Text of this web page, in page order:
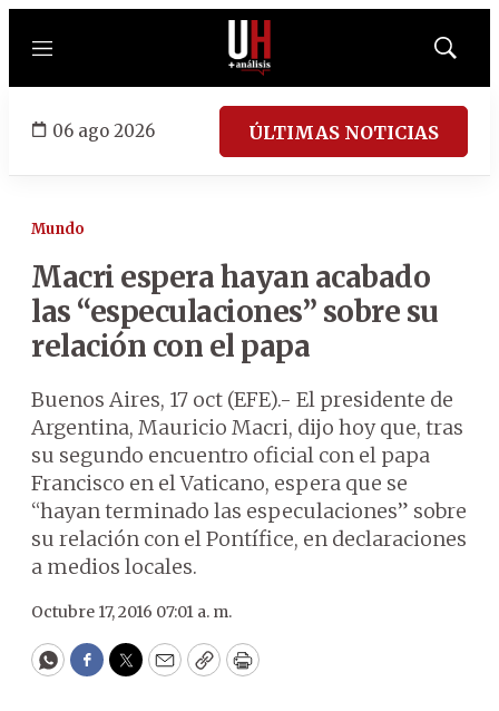
Menú
Mostrar
06 ago 2026 ÚLTIMAS NOTICIAS
Mundo
Macri espera hayan acabado
las “especulaciones” sobre su
relación con el papa
Buenos Aires, 17 oct (EFE).- El presidente de
Argentina, Mauricio Macri, dijo hoy que, tras
su segundo encuentro oficial con el papa
Francisco en el Vaticano, espera que se
“hayan terminado las especulaciones” sobre
su relación con el Pontífice, en declaraciones
a medios locales.
Octubre 17, 2016 07:01 a. m.
WhatsApp
Facebook
Twitter
EmailCopyPrint